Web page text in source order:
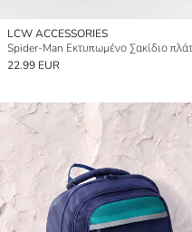
LCW ACCESSORIES
22.99 EUR